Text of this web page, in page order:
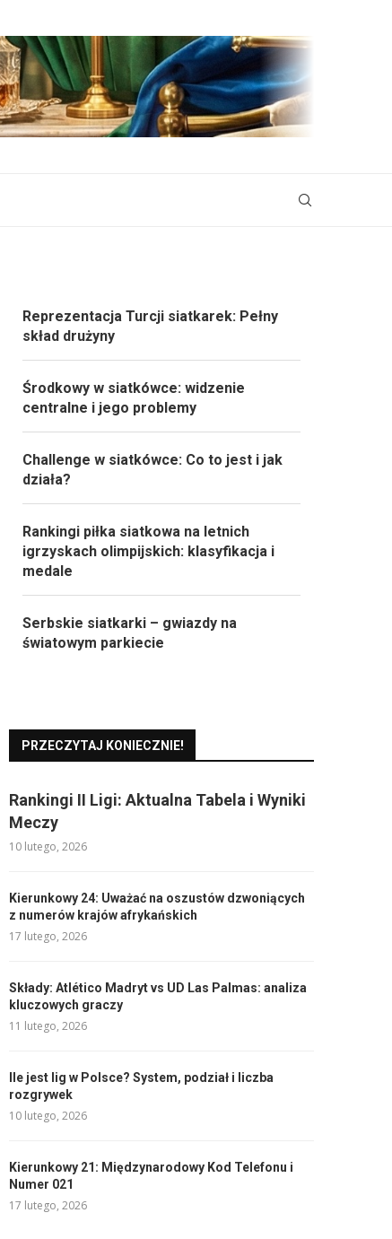
Reprezentacja Turcji siatkarek: Pełny
skład drużyny
Środkowy w siatkówce: widzenie
centralne i jego problemy
Challenge w siatkówce: Co to jest i jak
działa?
Rankingi piłka siatkowa na letnich
igrzyskach olimpijskich: klasyfikacja i
medale
Serbskie siatkarki – gwiazdy na
światowym parkiecie
PRZECZYTAJ KONIECZNIE!
Rankingi II Ligi: Aktualna Tabela i Wyniki
Meczy
10 lutego, 2026
Kierunkowy 24: Uważać na oszustów dzwoniących
z numerów krajów afrykańskich
17 lutego, 2026
Składy: Atlético Madryt vs UD Las Palmas: analiza
kluczowych graczy
11 lutego, 2026
Ile jest lig w Polsce? System, podział i liczba
rozgrywek
10 lutego, 2026
Kierunkowy 21: Międzynarodowy Kod Telefonu i
Numer 021
17 lutego, 2026